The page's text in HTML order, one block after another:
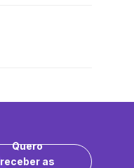
Quero
receber as